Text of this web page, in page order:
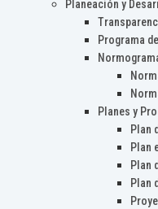
Planeación y
Programa
Planes y
Plan
Plan
Plan
Plan